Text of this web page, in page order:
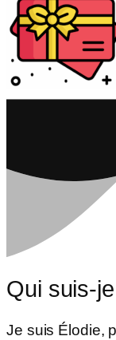
Qui suis-
Je suis Élodie,